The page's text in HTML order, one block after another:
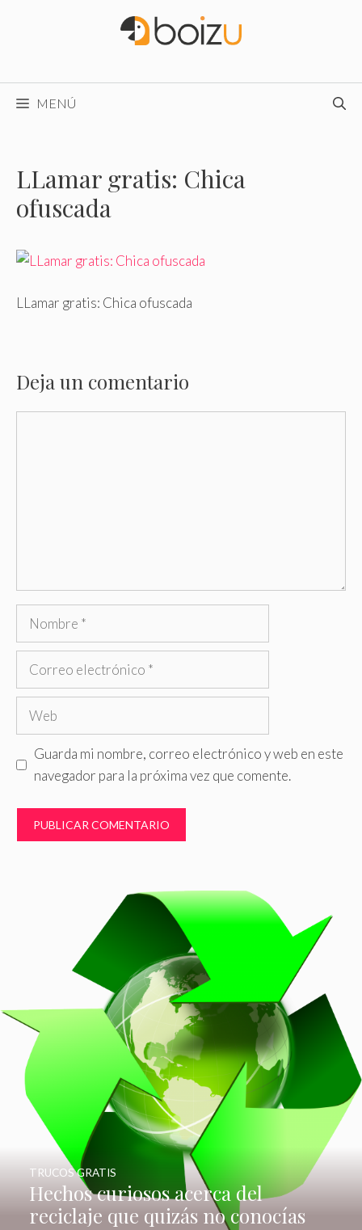
MENÚ
LLamar gratis: Chica
ofuscada
LLamar gratis: Chica ofuscada
Deja un comentario
Nombre
Correo
Web
Guarda mi nombre, correo electrónico y web en este
navegador para la próxima vez que comente.
Hechos curiosos acerca del
reciclaje que quizás no conocías
TRUCOS GRATIS